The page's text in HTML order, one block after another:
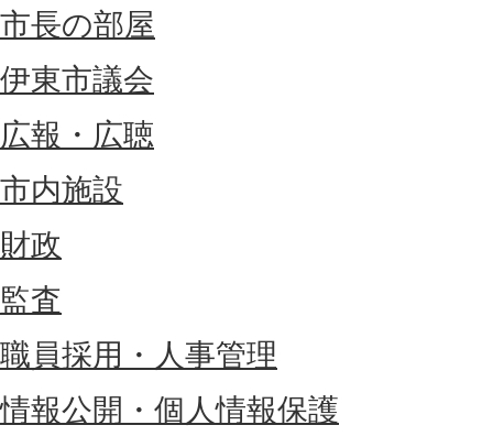
市長の部屋
伊東市議会
広報・広聴
市内施設
財政
監査
職員採用・人事管理
情報公開・個人情報保護